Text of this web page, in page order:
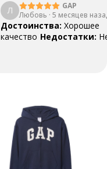
Л
GAP
Любовь · 5 месяцев
Достоинства: Хорошее
качество Недостатки: